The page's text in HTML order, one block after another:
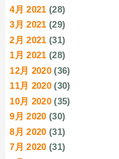
4月 2021 (28)
3月 2021 (29)
2月 2021 (31)
1月 2021 (28)
12月 2020 (36)
11月 2020 (30)
10月 2020 (35)
9月 2020 (30)
8月 2020 (31)
7月 2020 (31)